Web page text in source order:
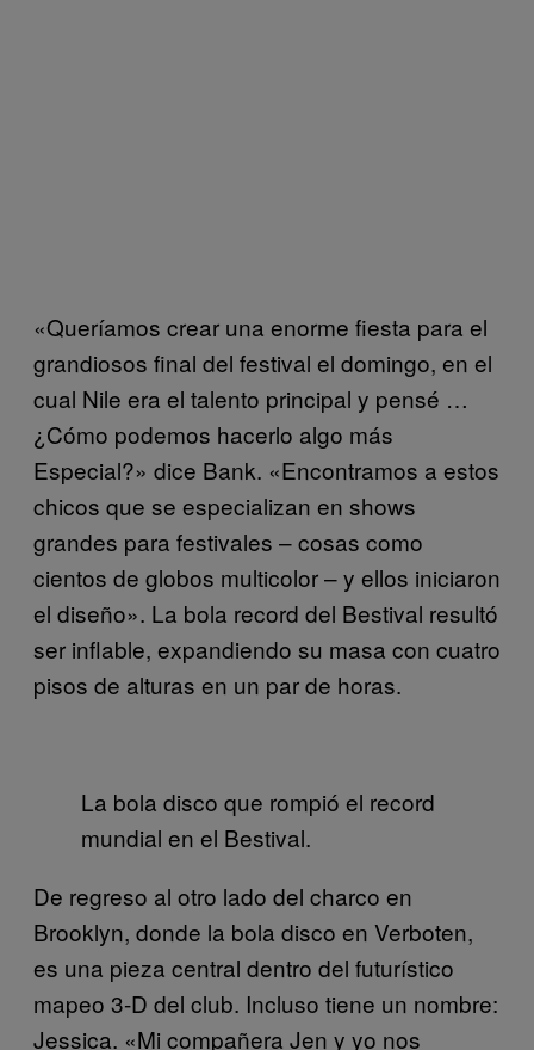
«Queríamos crear una enorme fiesta para el
grandiosos final del festival el domingo, en el
cual Nile era el talento principal y pensé …
¿Cómo podemos hacerlo algo más
Especial?» dice Bank. «Encontramos a estos
chicos que se especializan en shows
grandes para festivales – cosas como
cientos de globos multicolor – y ellos iniciaron
el diseño». La bola record del Bestival resultó
ser inflable, expandiendo su masa con cuatro
pisos de alturas en un par de horas.
La bola disco que rompió el record
mundial en el Bestival.
De regreso al otro lado del charco en
Brooklyn, donde la bola disco en Verboten,
es una pieza central dentro del futurístico
mapeo 3-D del club. Incluso tiene un nombre:
Jessica. «Mi compañera Jen y yo nos